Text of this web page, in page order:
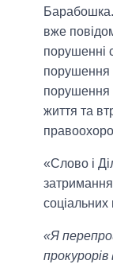
Барабошка.
вже
порушенні
порушення
порушення
життя та
«Слово і
«Я